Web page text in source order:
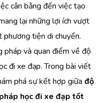
cân bằng đến việc tạo
lại những lợi ích vượt
tiện di chuyển.
pháp và quan điểm về độ
đi xe đạp. Trong bài viết
phá sự kết hợp giữa độ
học đi xe đạp tốt